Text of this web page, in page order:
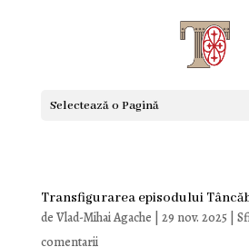
Selectează o Pagină
Transfigurarea episodului
de Vlad-Mihai Agache 29 nov. 2025|
comentarii